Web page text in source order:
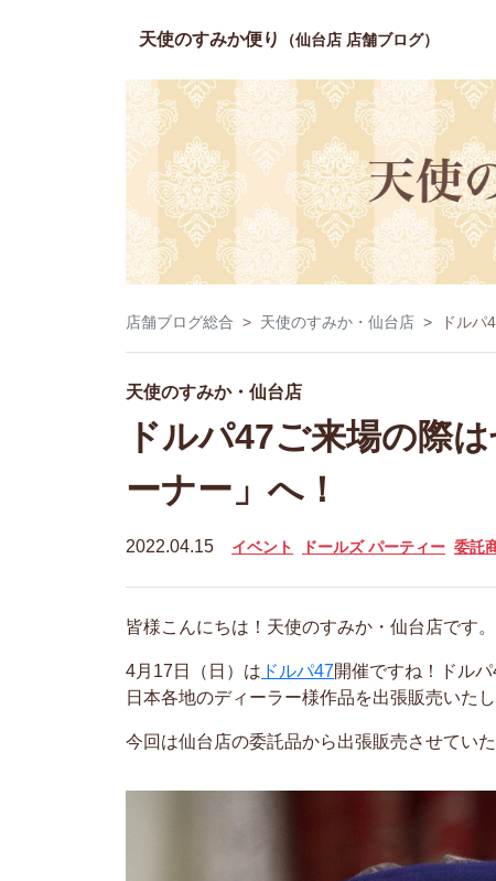
天使のすみか便り （仙台店 店舗ブログ）
店舗ブログ総合 天使のすみか・仙台店 ドルパ
天使のすみか・仙台店
ドルパ47ご来場の際
ーナー」へ！
2022.04.15 イベント ドールズ パーティー 委託
皆様こんにちは！天使のすみか・仙台店です。
4月17日（日）は ドルパ47開催ですね！ドル
日本各地のディーラー様作品を出張販売いたし
今回は仙台店の委託品から出張販売させてい